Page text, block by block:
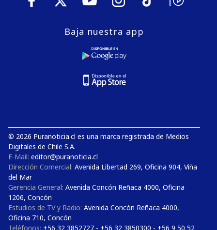
Baja nuestra app
© 2026 Puranoticia.cl es una marca registrada de Medios
Digitales de Chile S.A.
E-Mail: editor@puranoticia.cl
Dirección Comercial: Avenida Libertad 269, Oficina 904, Viña
del Mar
Gerencia General: Avenida Concón Reñaca 4000, Oficina
1206, Concón
Estudios de TV y Radio: Avenida Concón Reñaca 4000,
Oficina 710, Concón
Teléfonos: +56 32 3852727 - +56 32 3850300 - +56 9 50 52